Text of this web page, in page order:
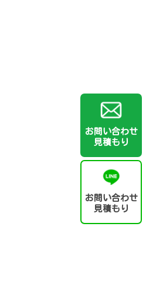
お問い合わせ
見積もり
お問い合わせ
見積もり